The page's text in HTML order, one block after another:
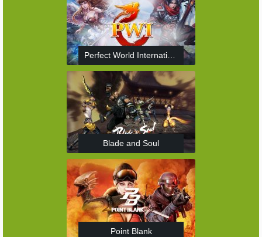
Perfect World International
Blade and Soul
Point Blank